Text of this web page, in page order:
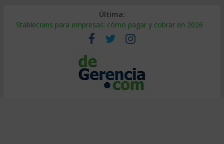
Última:
Stablecoins para empresas: cómo pagar y cobrar en 2026
Despido silencioso: qué es y por qué sale tan caro
IA en selección de personal: cómo auditarla a tiempo
Trabajo forzoso en la cadena de suministro: qué hacer
Mercado hispano de EE. UU.: cómo segmentarlo y venderle